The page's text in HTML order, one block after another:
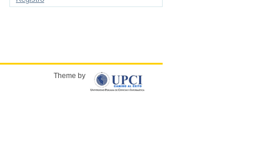
Theme by